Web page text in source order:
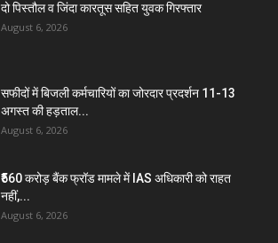
दो पिस्तौल व जिंदा कारतूस सहित युवक गिरफ्तार
August 6, 2026
सफीदों में बिजली कर्मचारियों का जोरदार प्रदर्शन 11-13
अगस्त की हड़ताल...
August 6, 2026
₹560 करोड़ बैंक फ्रॉड मामले में IAS अधिकारी को राहत
नहीं,...
August 6, 2026